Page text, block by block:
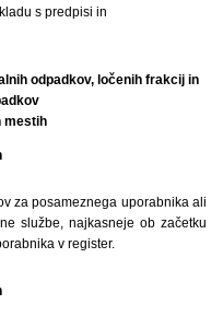
s predpisi in
odpadkov, ločenih frakcij in
mestih
za posameznega uporabnika ali
službe, najkasneje ob začetku
v register.